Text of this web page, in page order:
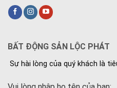
BẤT ĐỘNG SẢN LỘC PHÁT
Sự hài lòng của quý khách là